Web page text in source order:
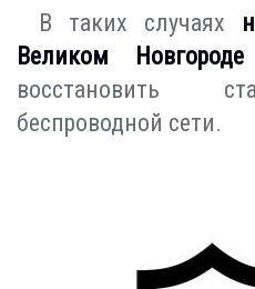
В таких случаях
Великом Новгороде
восстановить
беспроводной сети.